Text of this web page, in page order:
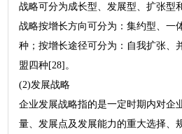
战略可分为成长型、发展型、扩张型
战略按增长方向可分为：集约型、一
种；按增长途径可分为：自我扩张、
盟四种[28]。
(2)发展战略
企业发展战略指的是一定时期内对企
量、发展点及发展能力的重大选择、